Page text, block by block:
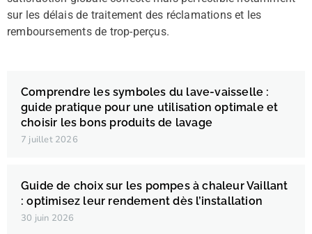
sur les délais de traitement des réclamations et les
remboursements de trop-perçus.
Comprendre les symboles du lave-vaisselle :
guide pratique pour une utilisation optimale et
choisir les bons produits de lavage
7 juillet 2026
Guide de choix sur les pompes à chaleur Vaillant
: optimisez leur rendement dès l’installation
30 juin 2026